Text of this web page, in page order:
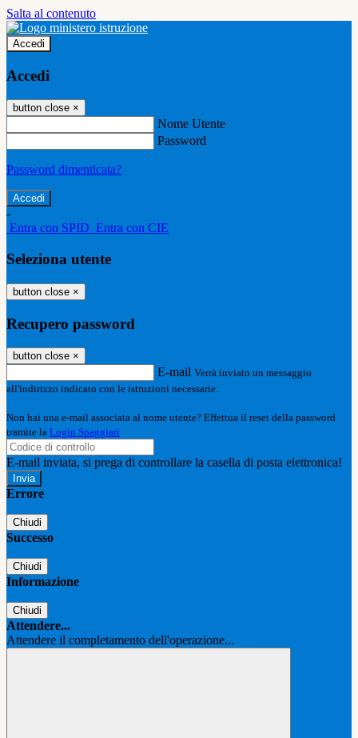
Salta al contenuto
Accedi
Accedi
button close ×
Nome Utente
Password
Password dimenticata?
-
Entra con SPID Entra con CIE
Seleziona utente
button close ×
Recupero password
button close ×
E-mail Verrà inviato un messaggio
all'indirizzo indicato con le istruzioni necessarie.
Non hai una e-mail associata al nome utente? Effettua il reset della password
tramite la Login Spaggiari
E-mail inviata, si prega di controllare la casella di posta elettronica!
Errore
Chiudi
Successo
Chiudi
Informazione
Chiudi
Attendere...
Attendere il completamento dell'operazione...